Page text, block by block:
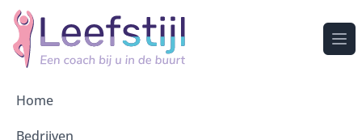
Home
Bedrijven